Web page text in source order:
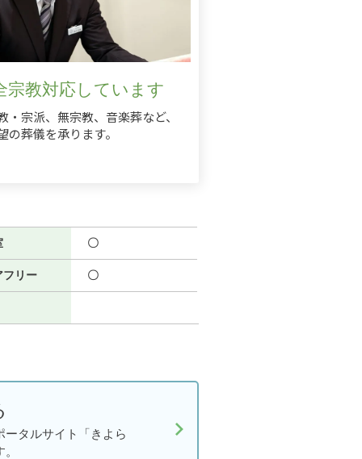
宗教対応しています
・宗派、無宗教、音楽葬など、
の葬儀を承ります。
〇
フリー 〇
ータルサイト「きよら